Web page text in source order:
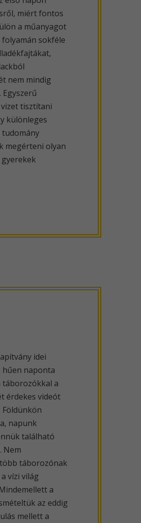
miért fontos
a műanyagot
sokféle
nem mindig
tisztítani
különleges
tudomány
megérteni olyan
idei
hűen naponta
táborozókkal a
érdekes videót
napunk
található
Nem
táborozónak
vízi világ
a
az eddig
mellett a